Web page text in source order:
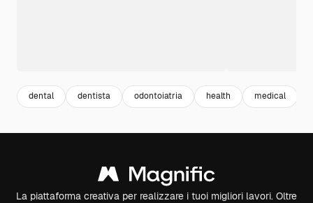
dental dentista odontoiatria health medical
La piattaforma creativa per realizzare i tuoi migliori lavori. Oltre